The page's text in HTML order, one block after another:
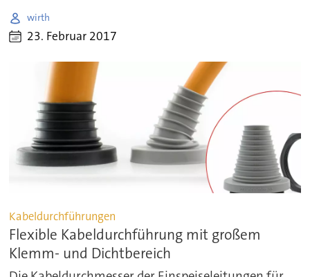
wirth
23. Februar 2017
Kabeldurchführungen
Flexible Kabeldurchführung mit großem
Klemm- und Dichtbereich